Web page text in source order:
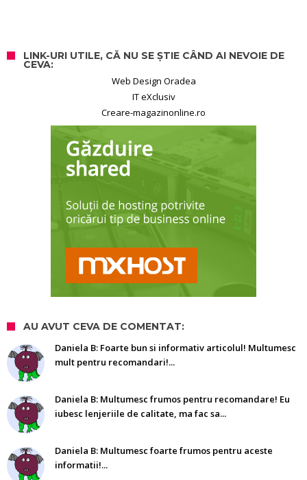
LINK-URI UTILE, CĂ NU SE ȘTIE CÂND AI NEVOIE DE
CEVA:
Web Design Oradea
IT eXclusiv
Creare-magazinonline.ro
AU AVUT CEVA DE COMENTAT:
Daniela B: Foarte bun si informativ articolul! Multumesc
mult pentru recomandari!...
Daniela B: Multumesc frumos pentru recomandare! Eu
iubesc lenjeriile de calitate, ma fac sa...
Daniela B: Multumesc foarte frumos pentru aceste
informatii!...